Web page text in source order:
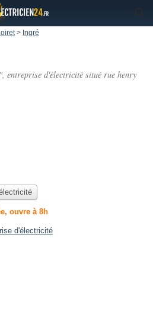
> Ingré
entreprise d'électricité situé rue henry
ouvre à 8h
d'électricité